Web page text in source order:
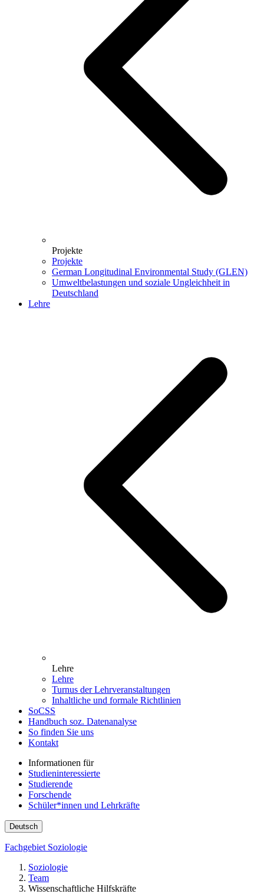
Projekte
Projekte
German Longitudinal Environmental Study (GLEN)
Umweltbelastungen und soziale Ungleichheit in
Deutschland
Lehre
Lehre
Lehre
Turnus der Lehrveranstaltungen
Inhaltliche und formale Richtlinien
SoCSS
Handbuch soz. Datenanalyse
So finden Sie uns
Kontakt
Informationen für
Studieninteressierte
Studierende
Forschende
Schüler*innen und Lehrkräfte
Deutsch
Fachgebiet Soziologie
Soziologie
Team
Wissenschaftliche Hilfskräfte